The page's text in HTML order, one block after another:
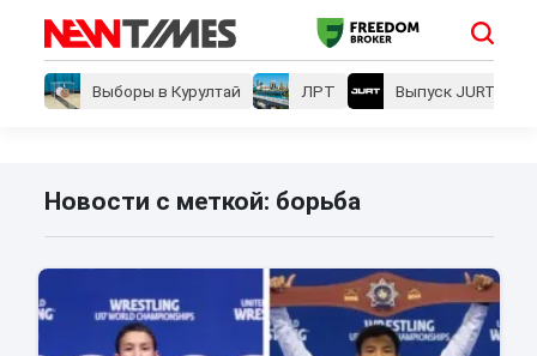
Выборы в Курултай ЛРТ Выпуск JURT
Новости с меткой: борьба